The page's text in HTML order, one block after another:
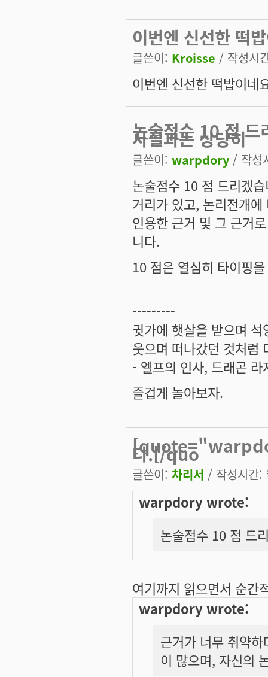
이번엔 신선한 떡
글쓴이: Kroisse / 작성시
이번엔 신선한 떡밥이네
논술점수 10 점 드
사실과는 상당히
글쓴이: warpdory / 작성
논술점수 10 점 드리겠
거리가 있고, 논리전개
인용한 근거 및 그 근거
니다.
10 점은 열심히 타이핑
---------
귓가에 햇살을 받으며
웃으며 떠나갔던 것처럼
- 엘프의 인사, 드래곤 라
즐겁게 놀아보자.
다.[/quo
글쓴이: 차리서 / 작성시간
warpdory wrote:
논술점수 10 점 드
여기까지 읽으면서 순
warpdory wrote:
근거가 너무 취약
이 많으며, 자신의